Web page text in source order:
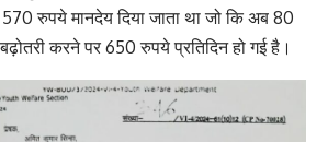
570 रुपये मानदेय दिया जाता था जो कि अब 80
करने पर 650 रुपये प्रतिदिन हो गई है।